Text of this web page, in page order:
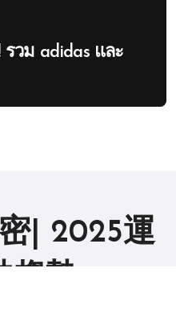
วม adidas และ
| 2025運